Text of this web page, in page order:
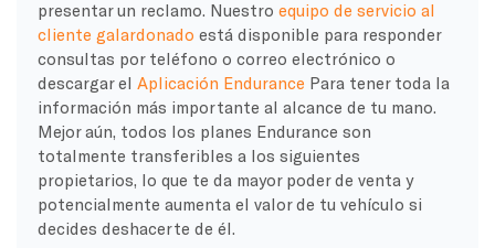
presentar un reclamo. Nuestro equipo de servicio al
cliente galardonado está disponible para responder
consultas por teléfono o correo electrónico o
descargar el Aplicación Endurance Para tener toda la
información más importante al alcance de tu mano.
Mejor aún, todos los planes Endurance son
totalmente transferibles a los siguientes
propietarios, lo que te da mayor poder de venta y
potencialmente aumenta el valor de tu vehículo si
decides deshacerte de él.